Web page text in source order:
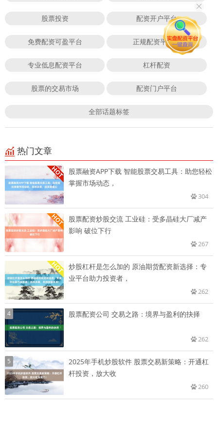
股票投资 配资开户平台
免费配资可盈平台 正规配资平台网
专业低息配资平台 杠杆配资
股票的交易市场 配资门户平台
全部话题标签
热门文章
股票融资APP下载 智能股票交易工具：助您轻松
掌握市场动态，
304
股票配资炒股交流 工业硅：受多晶硅大厂减产
影响 破位下行
267
炒股杠杆是怎么加的 原油期货配资新选择：专
业平台助力投资者，
262
4 股票配资公司 交易之路：境界与盈利的抉择
262
5
2025年手机炒股软件 股票交易新策略：开通杠
杆投资，放大收
260